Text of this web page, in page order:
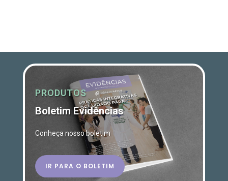
PRODUTOS
Boletim Evidências
Conheça nosso boletim
IR PARA O BOLETIM